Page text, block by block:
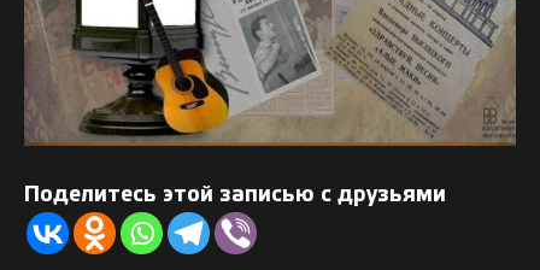
Поделитесь этой записью с друзьями